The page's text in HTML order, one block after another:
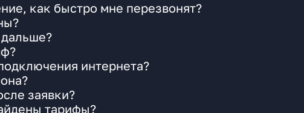
как быстро мне перезвонят?
интернета?
заявки?
тарифы?